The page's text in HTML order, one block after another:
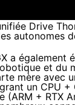
Drive
autonomes
a également
et du
mère avec
un CPU +
(ARM + RTX